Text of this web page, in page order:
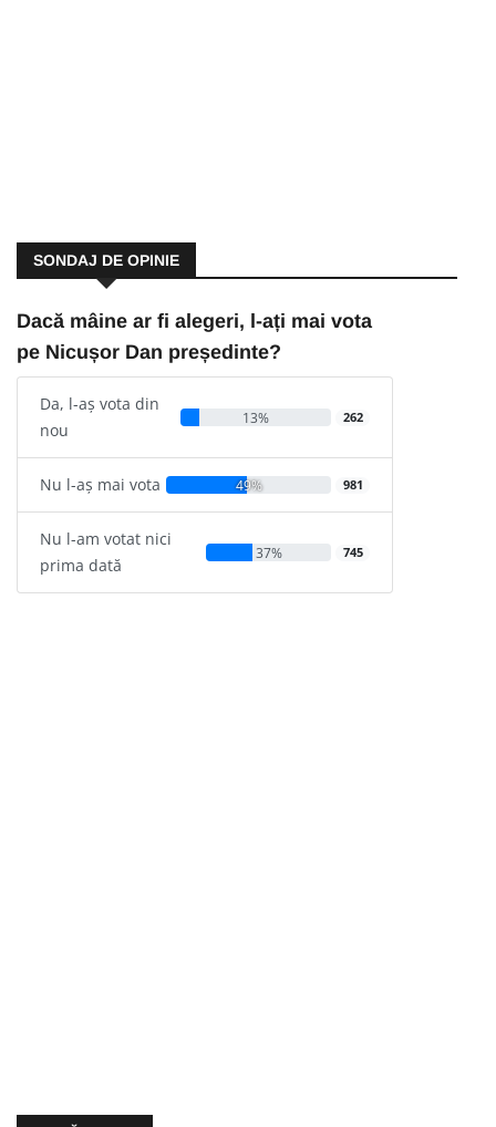
SONDAJ DE OPINIE
Dacă mâine ar fi alegeri, l-ați mai vota
pe Nicușor Dan președinte?
Da, l-aș vota din
nou
13% 262
Nu l-aș mai vota 49% 981
Nu l-am votat nici
prima dată
37% 745